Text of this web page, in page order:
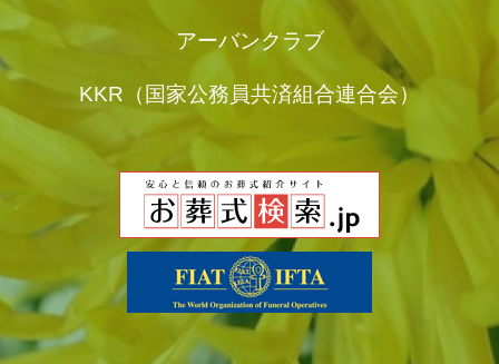
アーバンクラブ
KKR（国家公務員共済組合連合会）